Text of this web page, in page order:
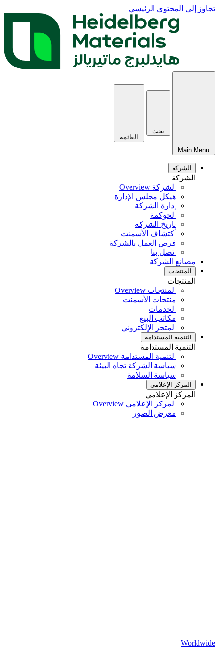
تجاوز إلى المحتوى الرئيسي
Main Menu
بحث
القائمة
الشركة
الشركة
الشركة Overview
هيكل مجلس الإدارة
إدارة الشركة
الحوكمة
تاريخ الشركة
أكتشاف الأسمنت
فرص العمل بالشركة
اتصل بنا
مصانع الشركة
المنتجات
المنتجات
المنتجات Overview
منتجات الأسمنت
الخدمات
مكاتب البيع
المتجر الإلكتروني
التنمية المستدامة
التنمية المستدامة
التنمية المستدامة Overview
سياسة الشركة تجاه البيئة
سياسة السلامة
المركز الإعلامي
المركز الإعلامي
المركز الإعلامي Overview
معرض الصور
Worldwide